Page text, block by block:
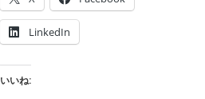
LinkedIn
いいね: